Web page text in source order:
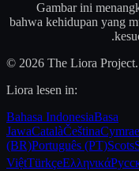
Gambar ini
bahwa kehidupan yang
© 2026 The Liora
Liora lesen in:
Bahasa IndonesiaBasa
JawaCatalàČeština
(BR)Português (PT)Scots
ViệtTürkçeΕλληνικά